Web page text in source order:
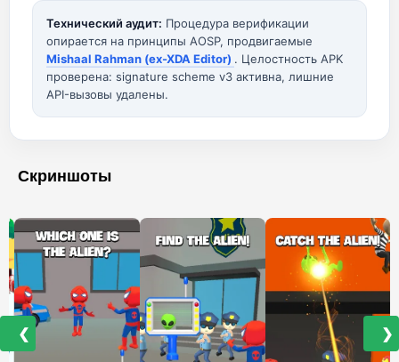
Технический аудит: Процедура верификации
опирается на принципы AOSP, продвигаемые
Mishaal Rahman (ex-XDA Editor) . Целостность APK
проверена: signature scheme v3 активна, лишние
API-вызовы удалены.
Скриншоты
❮ ❯